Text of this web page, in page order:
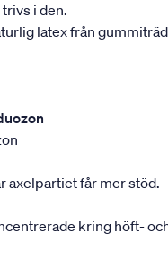
i den.
latex från
axelpartiet får mer stöd.
kring höft-